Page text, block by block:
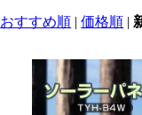
おすすめ順 |価格順 |